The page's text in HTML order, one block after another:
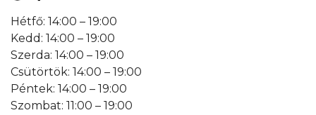
Hétfő: 14:00 – 19:00
Kedd: 14:00 – 19:00
Szerda: 14:00 – 19:00
Csütörtök: 14:00 – 19:00
Péntek: 14:00 – 19:00
Szombat: 11:00 – 19:00